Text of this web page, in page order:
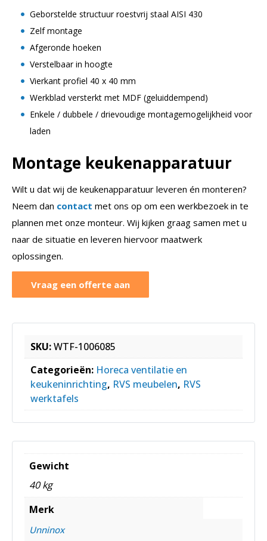
Geborstelde structuur roestvrij staal AISI 430
Zelf montage
Afgeronde hoeken
Verstelbaar in hoogte
Vierkant profiel 40 x 40 mm
Werkblad versterkt met MDF (geluiddempend)
Enkele / dubbele / drievoudige montagemogelijkheid voor
laden
Montage keukenapparatuur
Wilt u dat wij de keukenapparatuur leveren én monteren?
Neem dan contact met ons op om een werkbezoek in te
plannen met onze monteur. Wij kijken graag samen met u
naar de situatie en leveren hiervoor maatwerk
oplossingen.
Vraag een offerte aan
SKU:WTF-1006085
Categorieën: Horeca ventilatie en
keukeninrichting, RVS meubelen, RVS
werktafels
Gewicht
40 kg
Merk
Unninox